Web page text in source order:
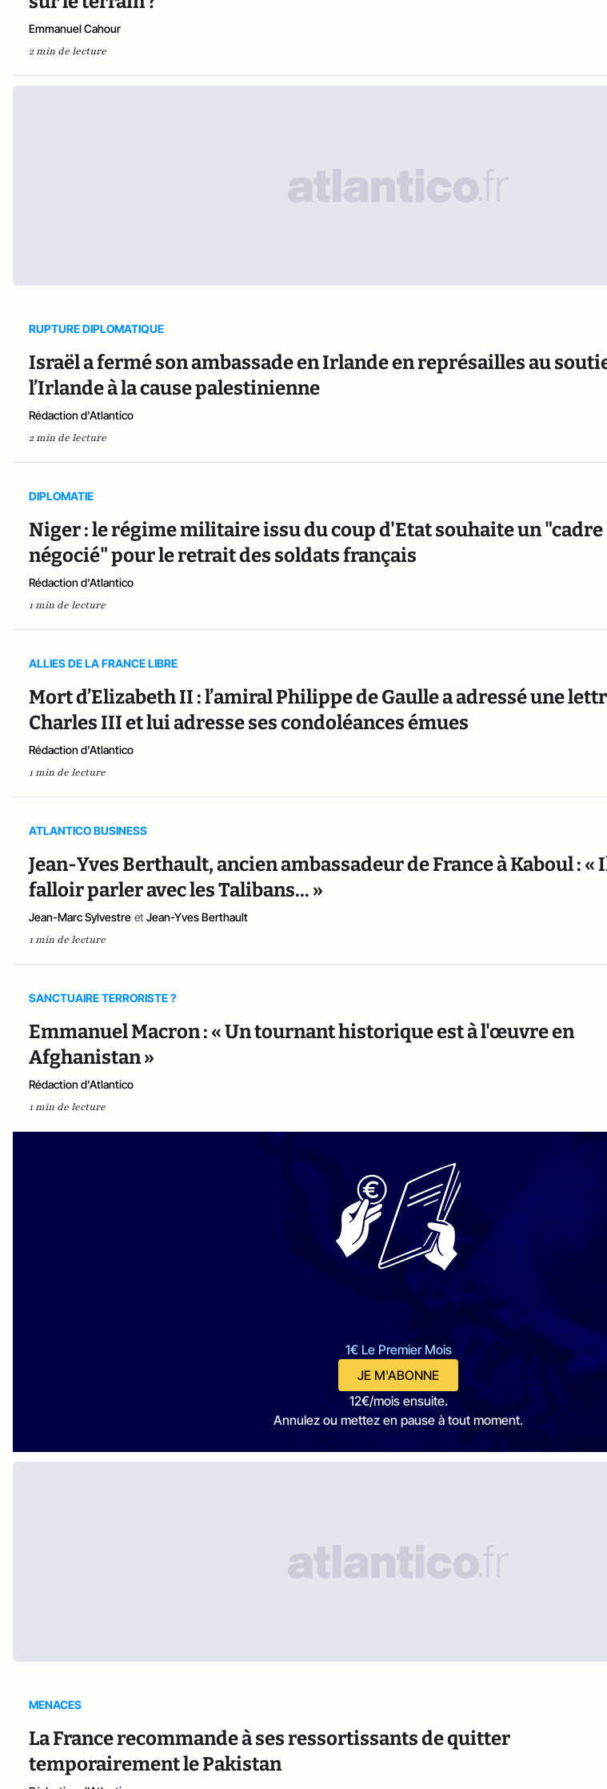
Emmanuel Cahour
2 min de lecture
RUPTURE DIPLOMATIQUE
Israël a fermé son ambassade en Irlande en représailles au
l’Irlande à la cause palestinienne
Rédaction d'Atlantico
2 min de lecture
DIPLOMATIE
Niger : le régime militaire issu du coup d'Etat souhaite un "cadre
négocié" pour le retrait des soldats français
Rédaction d'Atlantico
1 min de lecture
ALLIES DE LA FRANCE LIBRE
Mort d’Elizabeth II : l’amiral Philippe de Gaulle a adressé une
Charles III et lui adresse ses condoléances émues
Rédaction d'Atlantico
1 min de lecture
ATLANTICO BUSINESS
Jean-Yves Berthault, ancien ambassadeur de France à Kaboul : «
falloir parler avec les Talibans... »
Jean-Marc Sylvestre et Jean-Yves Berthault
1 min de lecture
SANCTUAIRE TERRORISTE ?
Emmanuel Macron : « Un tournant historique est à l'œuvre en
Afghanistan »
Rédaction d'Atlantico
1 min de lecture
1€ Le Premier Mois
JE M'ABONNE
12€/mois ensuite.
Annulez ou mettez en pause à tout moment.
MENACES
La France recommande à ses ressortissants de quitter
temporairement le Pakistan